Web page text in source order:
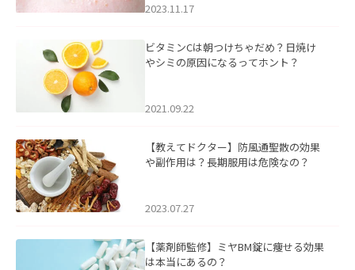
2023.11.17
ビタミンCは朝つけちゃだめ？日焼け
やシミの原因になるってホント？
2021.09.22
【教えてドクター】防風通聖散の効果
や副作用は？長期服用は危険なの？
2023.07.27
【薬剤師監修】ミヤBM錠に痩せる効果
は本当にあるの？